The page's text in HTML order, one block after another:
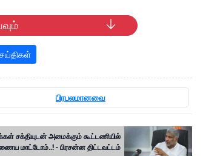
பிரபலமானவை
சக்தியுடன் அமைக்கும் கூட்டணியில்
மாட்டோம்..! - பிரசன்ன திட்டவட்டம்